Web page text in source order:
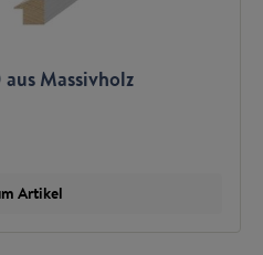
Massivholz
Artikel